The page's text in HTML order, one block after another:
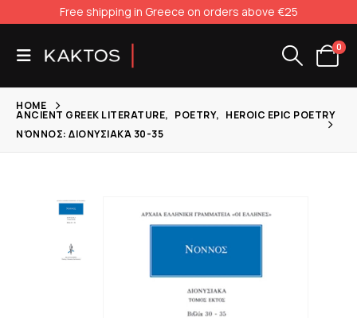
Free shipping in Greece on orders above €25
0
HOME
ANCIENT GREEK LITERATURE, POETRY, HEROIC EPIC POETRY
ΝΌΝΝΟΣ: ΔΙΟΝΥΣΙΑΚΆ 30-35